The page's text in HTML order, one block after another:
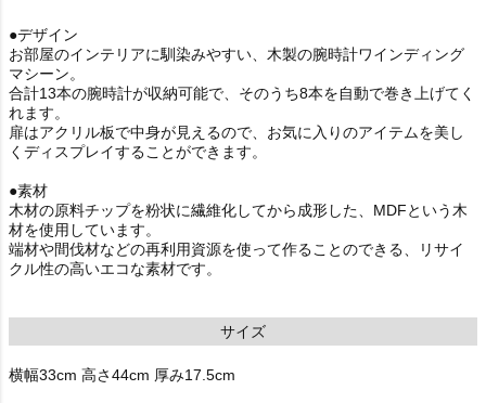
●デザイン
お部屋のインテリアに馴染みやすい、木製の腕時計ワインディング
マシーン。
合計13本の腕時計が収納可能で、そのうち8本を自動で巻き上げてく
れます。
扉はアクリル板で中身が見えるので、お気に入りのアイテムを美し
くディスプレイすることができます。
●素材
木材の原料チップを粉状に繊維化してから成形した、MDFという木
材を使用しています。
端材や間伐材などの再利用資源を使って作ることのできる、リサイ
クル性の高いエコな素材です。
サイズ
横幅33cm 高さ44cm 厚み17.5cm